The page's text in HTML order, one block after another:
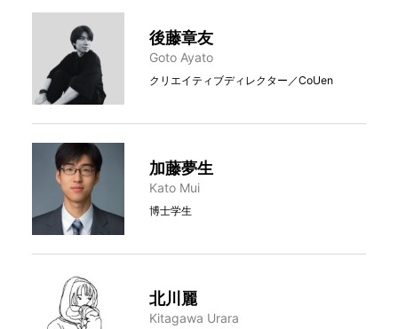
後藤章友
Goto Ayato
クリエイティブディレクター／CoUen
加藤夢生
Kato Mui
博士学生
北川麗
Kitagawa Urara